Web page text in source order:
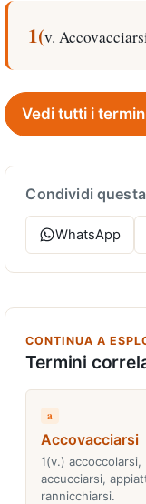
1(v.
Vedi tutti i
Condividi
WhatsApp
CONTINUA A
Termini
a
Accovacciarsi
1(v.) accoccolarsi,
accucciarsi,
rannicchiarsi.